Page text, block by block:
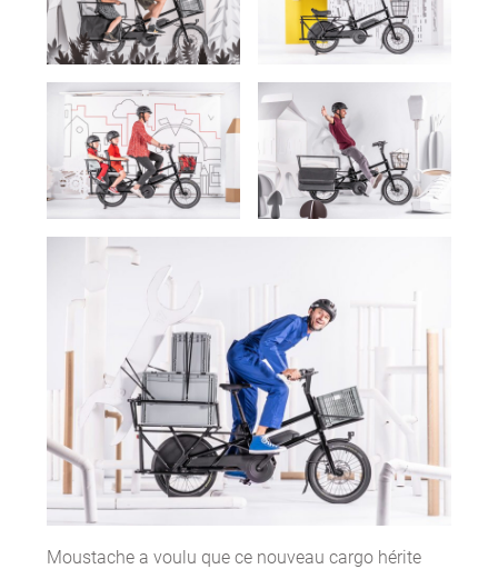
Moustache a voulu que ce nouveau cargo hérite